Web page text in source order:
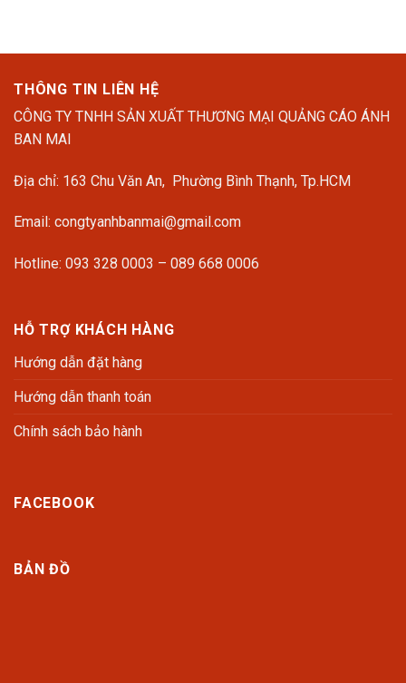
THÔNG TIN LIÊN HỆ
CÔNG TY TNHH SẢN XUẤT THƯƠNG MẠI QUẢNG CÁO ÁNH
BAN MAI
Địa chỉ: 163 Chu Văn An, Phường Bình Thạnh, Tp.HCM
Email: congtyanhbanmai@gmail.com
Hotline: 093 328 0003 – 089 668 0006
HỖ TRỢ KHÁCH HÀNG
Hướng dẫn đặt hàng
Hướng dẫn thanh toán
Chính sách bảo hành
FACEBOOK
BẢN ĐỒ